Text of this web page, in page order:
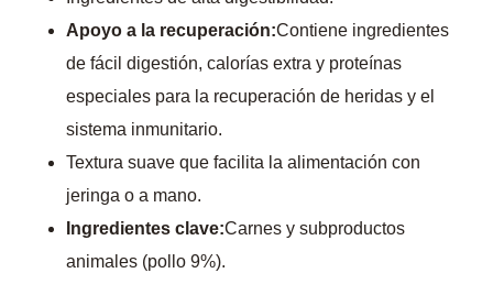
Apoyo a la recuperación:Contiene ingredientes
de fácil digestión, calorías extra y proteínas
especiales para la recuperación de heridas y el
sistema inmunitario.
Textura suave que facilita la alimentación con
jeringa o a mano.
Ingredientes clave:Carnes y subproductos
animales (pollo 9%).